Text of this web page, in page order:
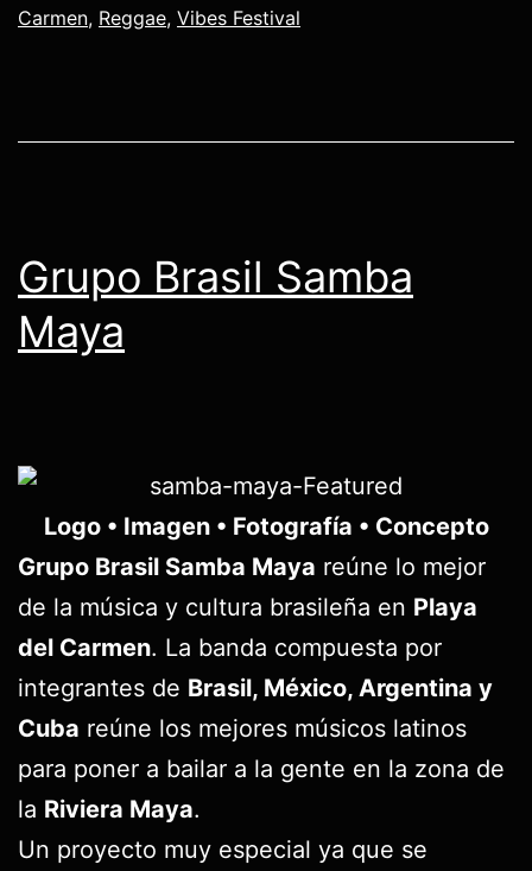
Carmen, Reggae, Vibes Festival
Grupo Brasil Samba
Maya
Logo • Imagen • Fotografía • Concepto
Grupo Brasil Samba Maya reúne lo mejor
de la música y cultura brasileña en Playa
del Carmen. La banda compuesta por
integrantes de Brasil, México, Argentina y
Cuba reúne los mejores músicos latinos
para poner a bailar a la gente en la zona de
la Riviera Maya.
Un proyecto muy especial ya que se